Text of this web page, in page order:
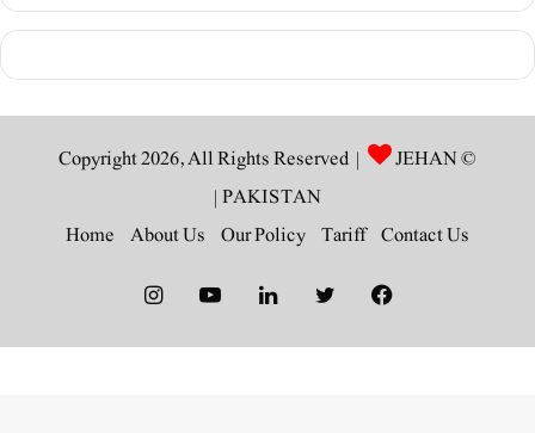
© Copyright 2026, All Rights Reserved |
JEHAN
PAKISTAN
|
Contact Us
Tariff
Our Policy
About Us
Home
Facebook
Twitter
LinkedIn
YouTube
Instagram